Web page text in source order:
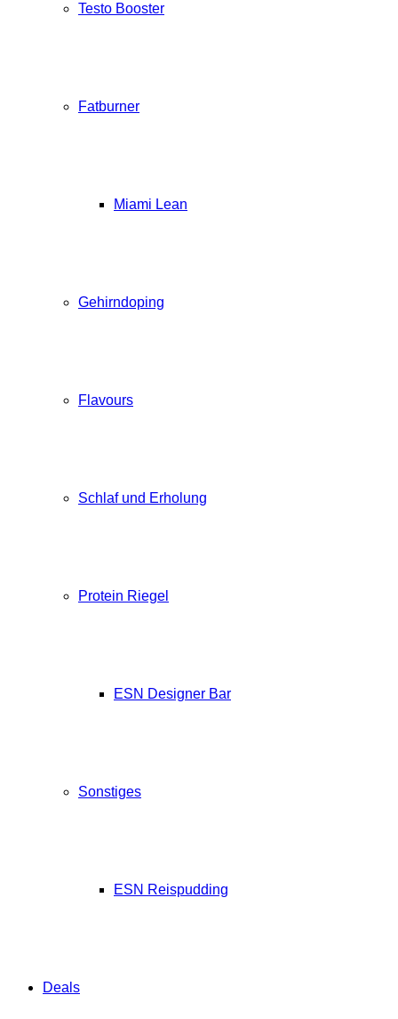
Testo Booster
Fatburner
Miami Lean
Gehirndoping
Flavours
Schlaf und Erholung
Protein Riegel
ESN Designer Bar
Sonstiges
ESN Reispudding
Deals